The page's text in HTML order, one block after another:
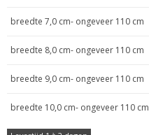
breedte 7,0 cm- ongeveer 110 cm
breedte 8,0 cm- ongeveer 110 cm
breedte 9,0 cm- ongeveer 110 cm
breedte 10,0 cm- ongeveer 110 cm